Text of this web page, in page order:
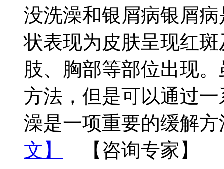
没洗澡和银屑病银屑
状表现为皮肤呈现红
肢、胸部等部位出现
方法，但是可以通过
澡是一项重要的缓解
文】
【咨询专家】